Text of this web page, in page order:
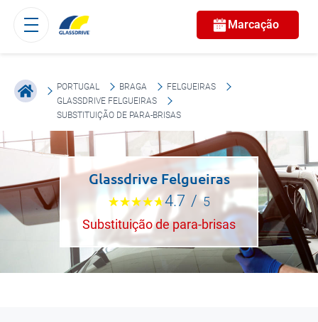
Marcação
PORTUGAL BRAGA
FELGUEIRAS
GLASSDRIVE FELGUEIRAS
SUBSTITUIÇÃO DE PARA-BRISAS
Glassdrive Felgueiras
4.7 / 5
Substituição de para-brisas